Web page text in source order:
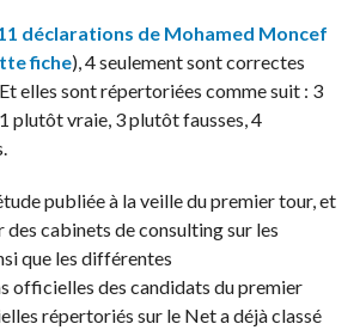
déclarations de Mohamed Moncef
fiche), 4 seulement sont correctes
elles sont répertoriées comme suit : 3
plutôt vraie, 3 plutôt fausses, 4
publiée à la veille du premier tour, et
des cabinets de consulting sur les
que les différentes
officielles des candidats du premier
répertoriés sur le Net a déjà classé